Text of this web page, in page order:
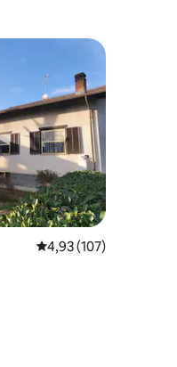
Prosječna ocjena:
4,93 (107)